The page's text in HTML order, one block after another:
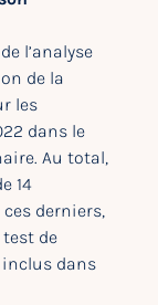
l’analyse
de la
les
dans le
Au total,
14
derniers,
test de
dans